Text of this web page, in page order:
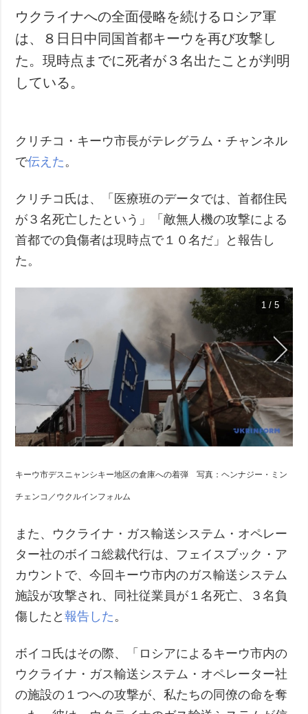
ウクライナへの全面侵略を続けるロシア軍
は、８日日中同国首都キーウを再び攻撃し
た。現時点までに死者が３名出たことが判明
している。
クリチコ・キーウ市長がテレグラム・チャンネル
で伝えた。
クリチコ氏は、「医療班のデータでは、首都住民
が３名死亡したという」「敵無人機の攻撃による
首都での負傷者は現時点で１０名だ」と報告し
た。
1 / 5
キーウ市デスニャンシキー地区の倉庫への着弾 写真：ヘンナジー・ミン
チェンコ／ウクルインフォルム
また、ウクライナ・ガス輸送システム・オペレー
ター社のボイコ総裁代行は、フェイスブック・ア
カウントで、今回キーウ市内のガス輸送システム
施設が攻撃され、同社従業員が１名死亡、３名負
傷したと報告した 。
ボイコ氏はその際、「ロシアによるキーウ市内の
ウクライナ・ガス輸送システム・オペレーター社
の施設の１つへの攻撃が、私たちの同僚の命を奪